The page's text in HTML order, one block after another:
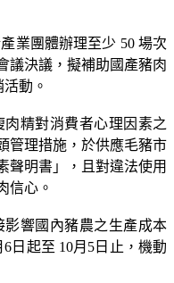
業團體辦理至少 50 場次
議決議，擬補助國產豬肉
動。
精對消費者心理因素之
管理措施，於供應毛豬市
聲明書」，且對違法使用
信心。
影響國內豬農之生產成本
日起至 10月5日止，機動